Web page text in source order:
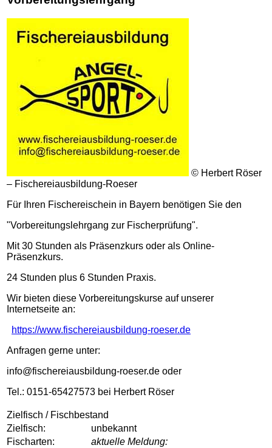
© Herbert Röser
– Fischereiausbildung-Roeser
Für Ihren Fischereischein in Bayern benötigen Sie den
"Vorbereitungslehrgang zur Fischerprüfung".
Mit 30 Stunden als Präsenzkurs oder als Online-
Präsenzkurs.
24 Stunden plus 6 Stunden Praxis.
Wir bieten diese Vorbereitungskurse auf unserer
Internetseite an:
https://www.fischereiausbildung-roeser.de
Anfragen gerne unter:
info@fischereiausbildung-roeser.de oder
Tel.: 0151-65427573 bei Herbert Röser
Zielfisch / Fischbestand
Zielfisch:
unbekannt
Fischarten:
aktuelle Meldung: